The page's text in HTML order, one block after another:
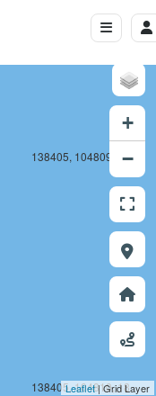
138405, 104809, 18
138405, 104810, 18
+
−
Leaflet| Grid Layer